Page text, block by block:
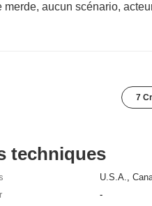
merde, aucun scénario,
7
techniques
U.S.A.,
-